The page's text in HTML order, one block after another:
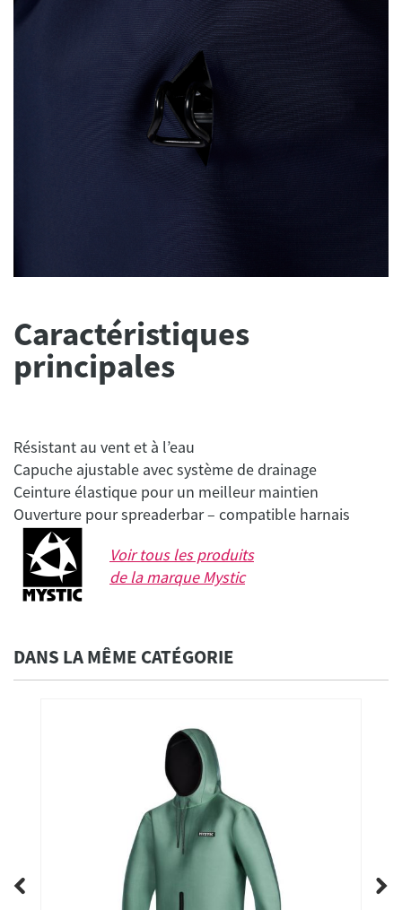
Caractéristiques
principales
Résistant au vent et à l’eau
Capuche ajustable avec système de drainage
Ceinture élastique pour un meilleur maintien
Voir tous les produits
de la marqueMystic
DANS LA MÊME CATÉGORIE